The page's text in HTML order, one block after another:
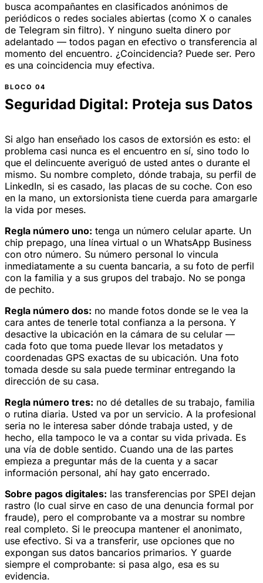
busca acompañantes en clasificados anónimos de
periódicos o redes sociales abiertas (como X o canales
de Telegram sin filtro). Y ninguno suelta dinero por
adelantado — todos pagan en efectivo o transferencia al
momento del encuentro. ¿Coincidencia? Puede ser. Pero
es una coincidencia muy efectiva.
Seguridad Digital: Proteja sus Datos
Si algo han enseñado los casos de extorsión es esto: el
problema casi nunca es el encuentro en sí, sino todo lo
que el delincuente averiguó de usted antes o durante el
mismo. Su nombre completo, dónde trabaja, su perfil de
LinkedIn, si es casado, las placas de su coche. Con eso
en la mano, un extorsionista tiene cuerda para amargarle
la vida por meses.
Regla número uno: tenga un número celular aparte. Un
chip prepago, una línea virtual o un WhatsApp Business
con otro número. Su número personal lo vincula
inmediatamente a su cuenta bancaria, a su foto de perfil
con la familia y a sus grupos del trabajo. No se ponga
de pechito.
Regla número dos: no mande fotos donde se le vea la
cara antes de tenerle total confianza a la persona. Y
desactive la ubicación en la cámara de su celular —
cada foto que toma puede llevar los metadatos y
coordenadas GPS exactas de su ubicación. Una foto
tomada desde su sala puede terminar entregando la
dirección de su casa.
Regla número tres: no dé detalles de su trabajo, familia
o rutina diaria. Usted va por un servicio. A la profesional
seria no le interesa saber dónde trabaja usted, y de
hecho, ella tampoco le va a contar su vida privada. Es
una vía de doble sentido. Cuando una de las partes
empieza a preguntar más de la cuenta y a sacar
información personal, ahí hay gato encerrado.
Sobre pagos digitales: las transferencias por SPEI dejan
rastro (lo cual sirve en caso de una denuncia formal por
fraude), pero el comprobante va a mostrar su nombre
real completo. Si le preocupa mantener el anonimato,
use efectivo. Si va a transferir, use opciones que no
expongan sus datos bancarios primarios. Y guarde
siempre el comprobante: si pasa algo, esa es su
evidencia.